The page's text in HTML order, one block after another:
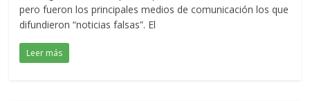
pero fueron los principales medios de comunicación los que
difundieron “noticias falsas”. El
Leer más